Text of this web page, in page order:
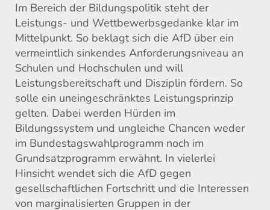
Im Bereich der Bildungspolitik steht der
Leistungs- und Wettbewerbsgedanke klar im
Mittelpunkt. So beklagt sich die AfD über ein
vermeintlich sinkendes Anforderungsniveau an
Schulen und Hochschulen und will
Leistungsbereitschaft und Disziplin fördern. So
solle ein uneingeschränktes Leistungsprinzip
gelten. Dabei werden Hürden im
Bildungssystem und ungleiche Chancen weder
im Bundestagswahlprogramm noch im
Grundsatzprogramm erwähnt. In vielerlei
Hinsicht wendet sich die AfD gegen
gesellschaftlichen Fortschritt und die Interessen
von marginalisierten Gruppen in der